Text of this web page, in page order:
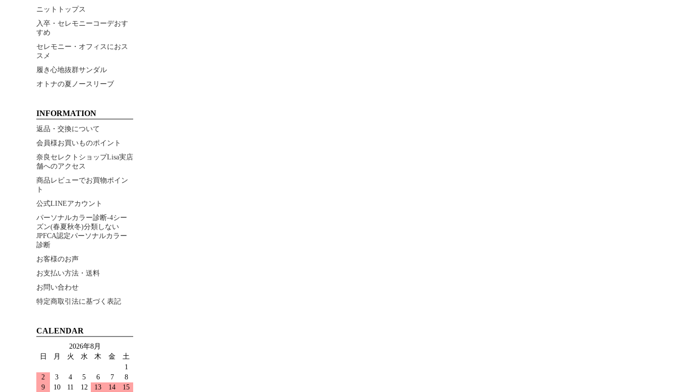
ニットトップス
入卒・セレモニーコーデおす
すめ
セレモニー・オフィスにおス
スメ
履き心地抜群サンダル
オトナの夏ノースリーブ
INFORMATION
返品・交換について
会員様お買いものポイント
奈良セレクトショップLisa実店
舗へのアクセス
商品レビューでお買物ポイン
ト
公式LINEアカウント
パーソナルカラー診断-4シー
ズン(春夏秋冬)分類しない
JPFCA認定パーソナルカラー
診断
お客様のお声
お支払い方法・送料
お問い合わせ
特定商取引法に基づく表記
CALENDAR
2026年8月
日
月 火 水 木 金
土
1
2
3 4 5 6 7
8
9
10 11 12 13 14
15